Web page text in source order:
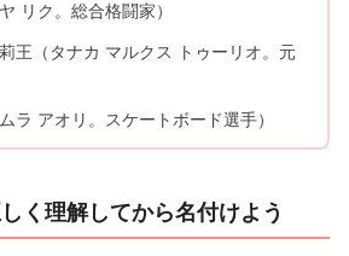
リク。総合格闘家）
王（タナカ マルクス トゥーリオ。元
ラ アオリ。スケートボード選手）
く理解してから名付けよう